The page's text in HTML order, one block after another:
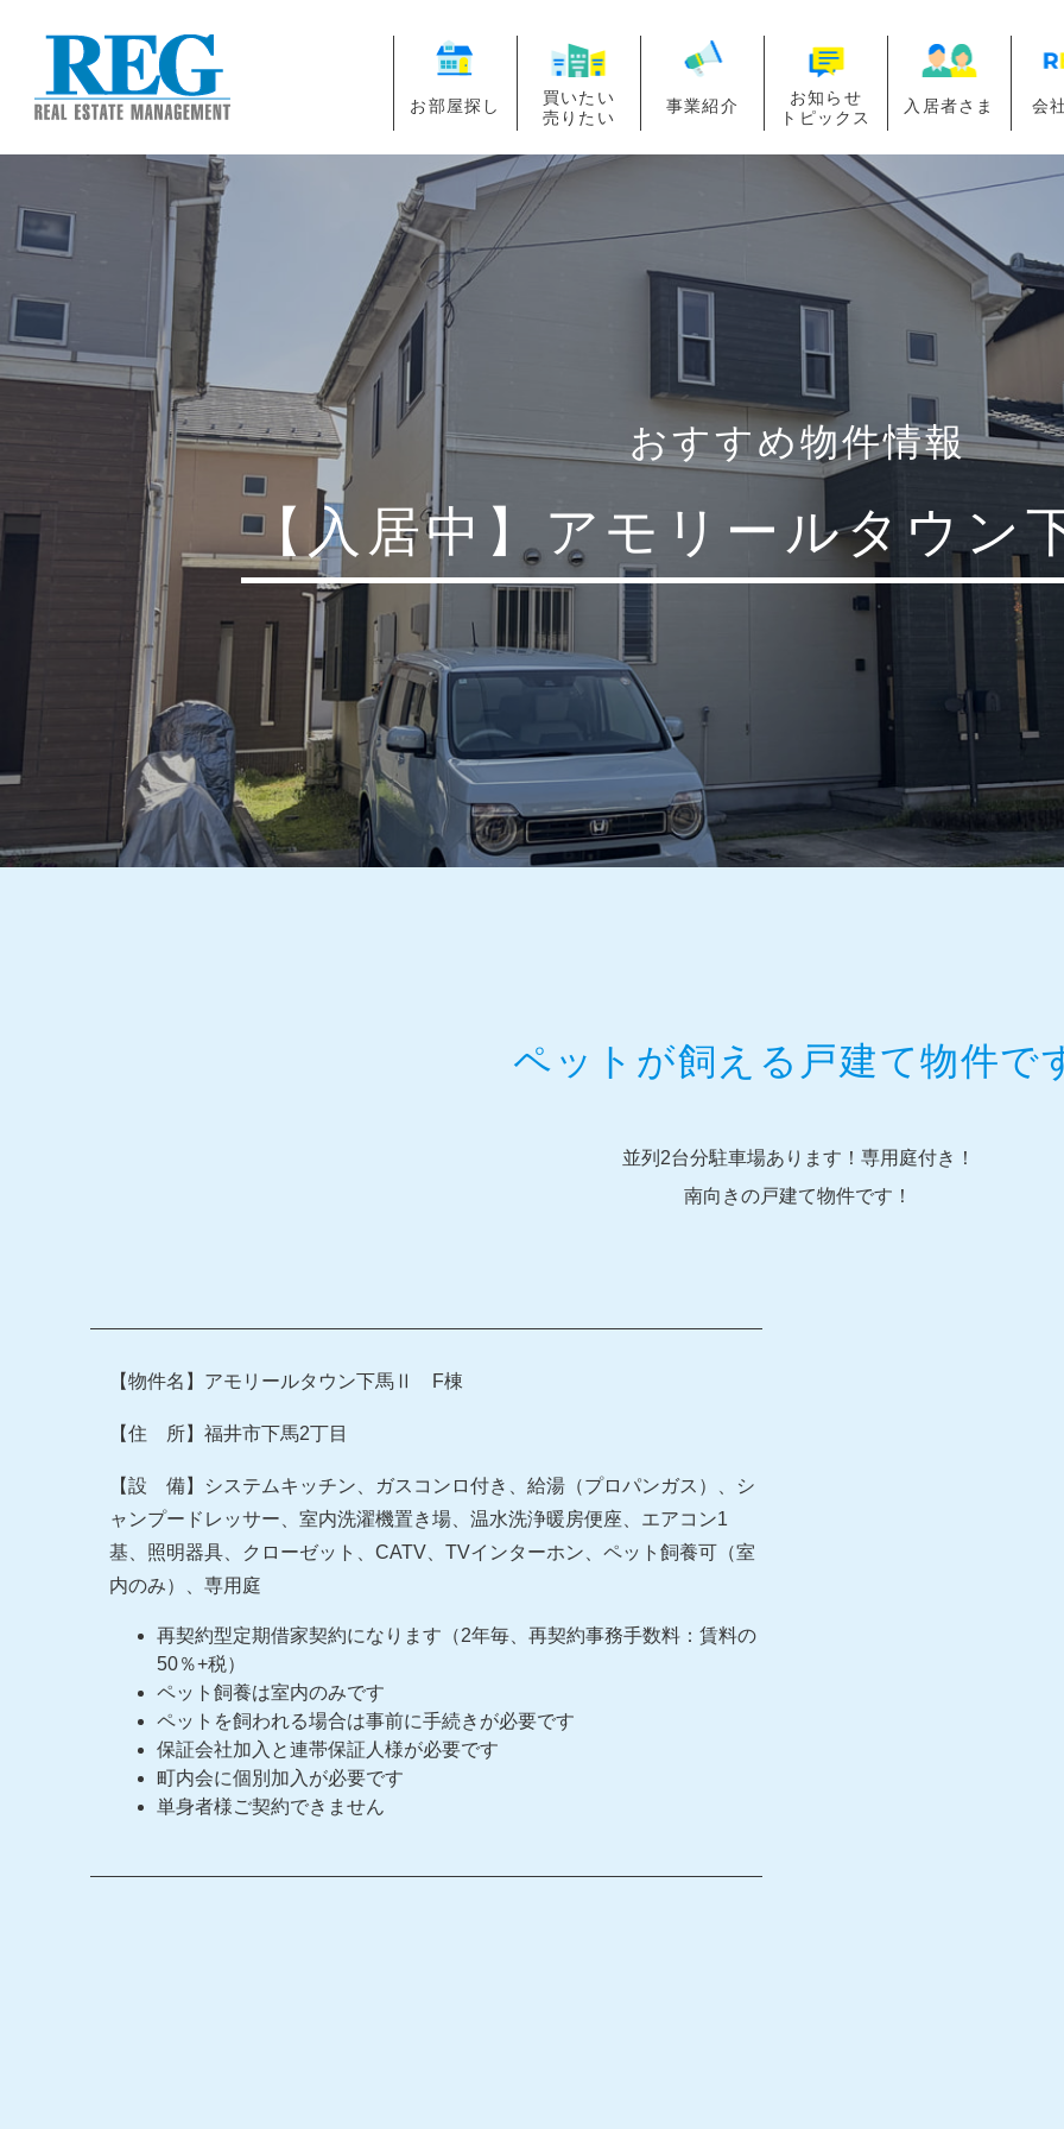
お部屋探し
買いたい
売りたい
事業紹介
お知らせ
トピックス
入居者さま 会
おすすめ物件情報
【入居中】アモリールタウ
ペットが飼える戸建て物件で
並列2台分駐車場あります！専用庭付き！
南向きの戸建て物件です！
【物件名】アモリールタウン下馬Ⅱ F棟
【住 所】福井市下馬2丁目
【設 備】システムキッチン、ガスコンロ付き、給湯（プロパンガス）、シ
ャンプードレッサー、室内洗濯機置き場、温水洗浄暖房便座、エアコン1
基、照明器具、クローゼット、CATV、TVインターホン、ペット飼養可（室
内のみ）、専用庭
再契約型定期借家契約になります（2年毎、再契約事務手数料：賃料の
50％+税）
ペット飼養は室内のみです
ペットを飼われる場合は事前に手続きが必要です
保証会社加入と連帯保証人様が必要です
町内会に個別加入が必要です
単身者様ご契約できません